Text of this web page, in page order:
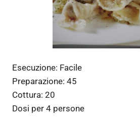
Esecuzione: Facile
Preparazione: 45
Cottura: 20
Dosi per 4 persone